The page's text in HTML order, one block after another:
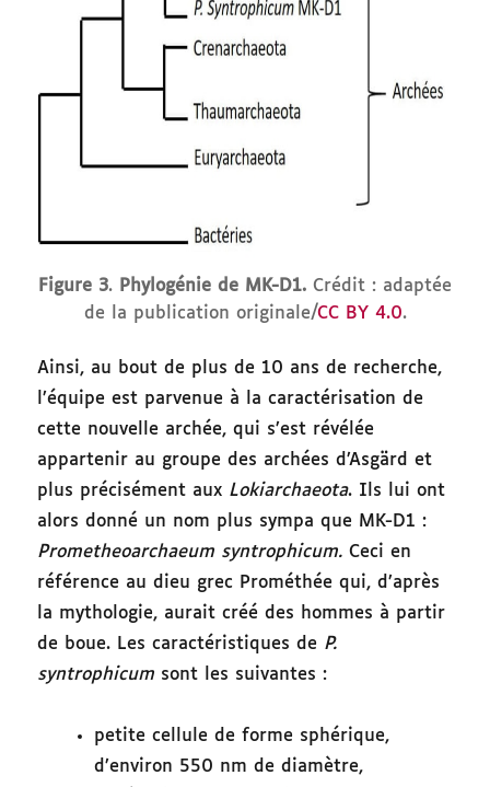
Figure 3. Phylogénie de MK-D1. Crédit : adaptée
de la publication originale/CC BY 4.0.
Ainsi, au bout de plus de 10 ans de recherche,
l’équipe est parvenue à la caractérisation de
cette nouvelle archée, qui s’est révélée
appartenir au groupe des archées d’Asgärd et
plus précisément aux Lokiarchaeota. Ils lui ont
alors donné un nom plus sympa que MK-D1 :
Prometheoarchaeum syntrophicum. Ceci en
référence au dieu grec Prométhée qui, d’après
la mythologie, aurait créé des hommes à partir
de boue. Les caractéristiques de P.
syntrophicum sont les suivantes :
petite cellule de forme sphérique,
d’environ 550 nm de diamètre,